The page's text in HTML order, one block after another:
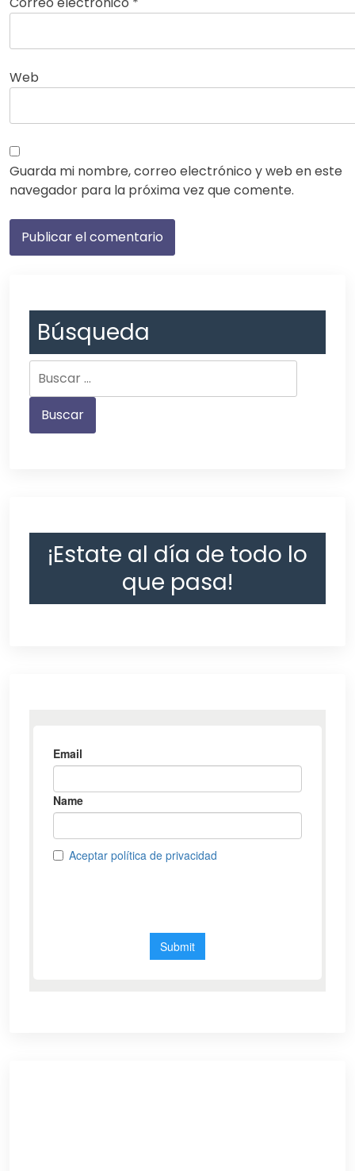
Web
Guarda mi nombre, correo electrónico y web en este
navegador para la próxima vez que comente.
Búsqueda
¡Estate al día de todo lo
que pasa!